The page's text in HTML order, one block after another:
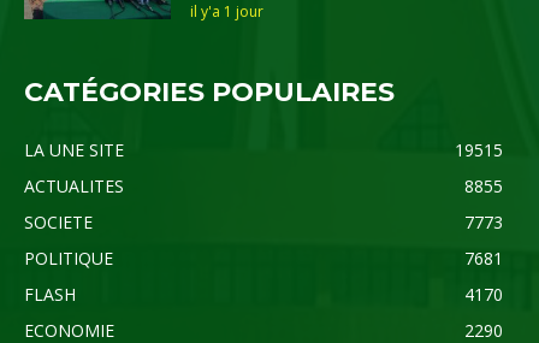
il y'a 1 jour
CATÉGORIES POPULAIRES
LA UNE SITE
19515
ACTUALITES
8855
SOCIETE
7773
POLITIQUE
7681
FLASH
4170
ECONOMIE
2290